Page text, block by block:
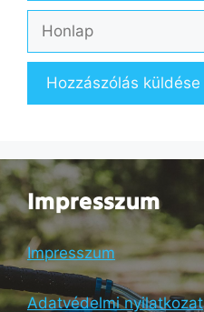
Honlap
Impresszum
Impresszum
Adatvédelmi nyilatkozat